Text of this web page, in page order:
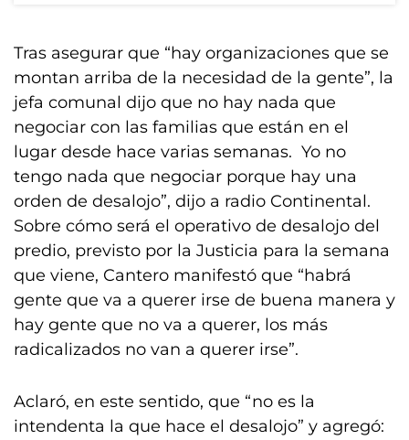
Tras asegurar que “hay organizaciones que se
montan arriba de la necesidad de la gente”, la
jefa comunal dijo que no hay nada que
negociar con las familias que están en el
lugar desde hace varias semanas. Yo no
tengo nada que negociar porque hay una
orden de desalojo”, dijo a radio Continental.
Sobre cómo será el operativo de desalojo del
predio, previsto por la Justicia para la semana
que viene, Cantero manifestó que “habrá
gente que va a querer irse de buena manera y
hay gente que no va a querer, los más
radicalizados no van a querer irse”.
Aclaró, en este sentido, que “no es la
intendenta la que hace el desalojo” y agregó: